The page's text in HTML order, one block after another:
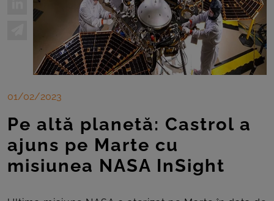
01/02/2023
Pe altă planetă: Castrol a
ajuns pe Marte cu
misiunea NASA InSight